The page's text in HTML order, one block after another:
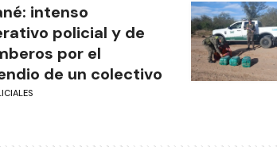
intenso
policial y de
por el
de un colectivo